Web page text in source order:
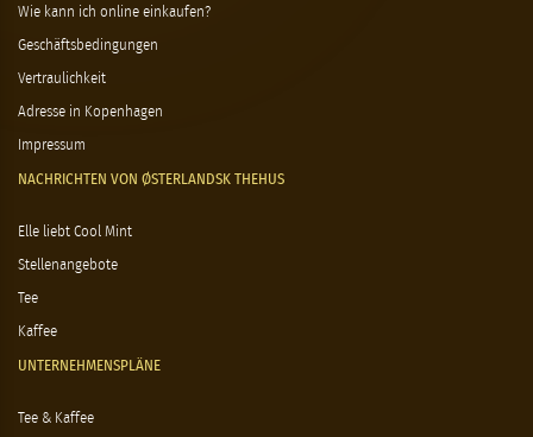
Wie kann ich online einkaufen?
Geschäftsbedingungen
Vertraulichkeit
Adresse in Kopenhagen
Impressum
NACHRICHTEN VON ØSTERLANDSK THEHUS
Elle liebt Cool Mint
Stellenangebote
Tee
Kaffee
UNTERNEHMENSPLÄNE
Tee & Kaffee